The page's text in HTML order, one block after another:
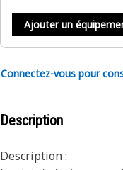
Ajouter un
Connectez-vous pour
Description
Description :